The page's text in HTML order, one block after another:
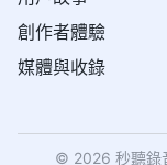
創作者體驗
媒體與收錄
© 2026 秒聽錄